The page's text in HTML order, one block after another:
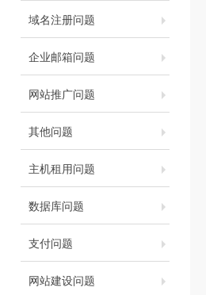
域名注册问题
企业邮箱问题
网站推广问题
其他问题
主机租用问题
数据库问题
支付问题
网站建设问题